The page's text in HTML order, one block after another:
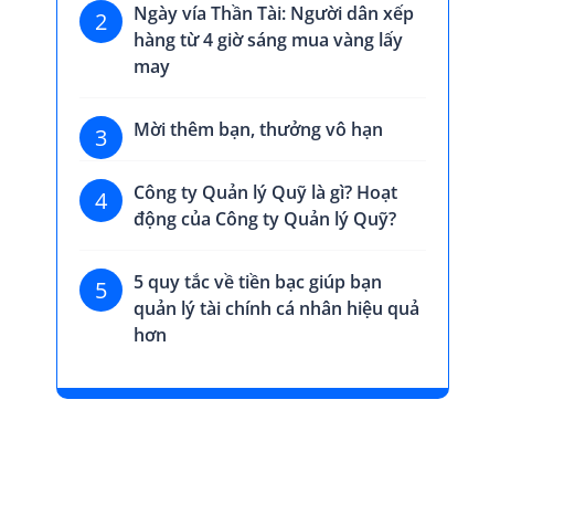
2
Ngày vía Thần Tài: Người dân xếp
hàng từ 4 giờ sáng mua vàng lấy
may
3 Mời thêm bạn, thưởng vô hạn
4
Công ty Quản lý Quỹ là gì? Hoạt
động của Công ty Quản lý Quỹ?
5
5 quy tắc về tiền bạc giúp bạn
quản lý tài chính cá nhân hiệu quả
hơn